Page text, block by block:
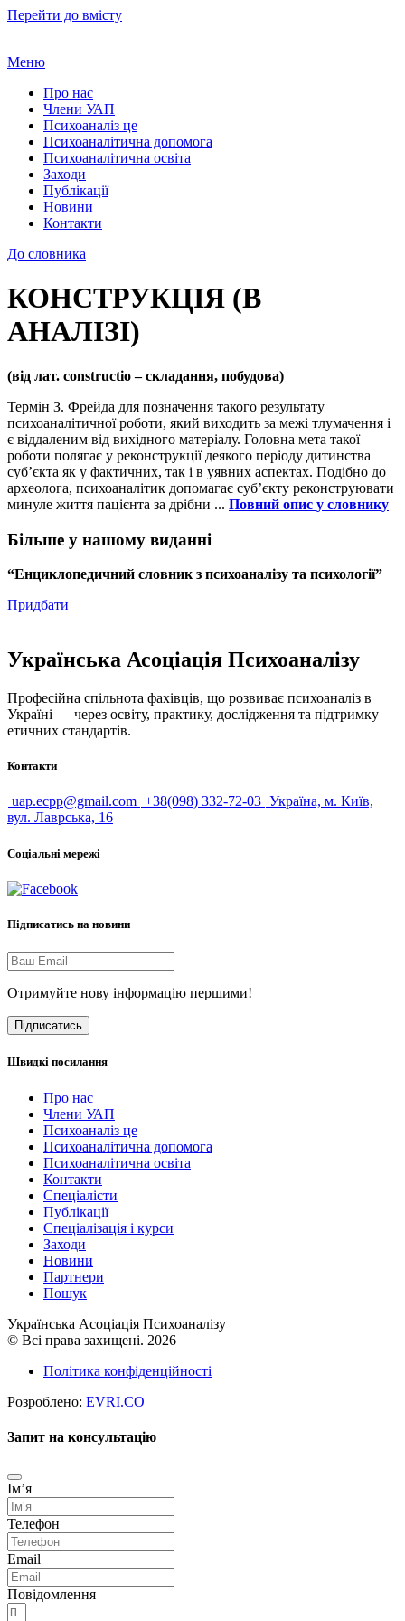
Перейти до вмісту
Меню
Про нас
Члени УАП
Психоаналіз це
Психоаналітична допомога
Психоаналітична освіта
Заходи
Публікації
Новини
Контакти
До словника
КОНСТРУКЦІЯ (В
АНАЛІЗІ)
(від лат. constructio – складання, побудова)
Термін З. Фрейда для позначення такого результату
психоаналітичної роботи, який виходить за межі тлумачення і
є віддаленим від вихідного матеріалу. Головна мета такої
роботи полягає у реконструкції деякого періоду дитинства
суб’єкта як у фактичних, так і в уявних аспектах. Подібно до
археолога, психоаналітик допомагає суб’єкту реконструювати
минуле життя пацієнта за дрібни ... Повний опис у словнику
Більше у нашому виданні
“Енциклопедичний словник з психоаналізу та психології”
Придбати
Українська Асоціація Психоаналізу
Професійна спільнота фахівців, що розвиває психоаналіз в
Україні — через освіту, практику, дослідження та підтримку
етичних стандартів.
Контакти
uap.ecpp@gmail.com +38(098) 332-72-03 Україна, м. Київ,
вул. Лаврська, 16
Соціальні мережі
Підписатись на новини
Отримуйте нову інформацію першими!
Підписатись
Швидкі посилання
Про нас
Члени УАП
Психоаналіз це
Психоаналітична допомога
Психоаналітична освіта
Контакти
Спеціалісти
Публікації
Cпеціалізація і курси
Заходи
Новини
Партнери
Пошук
Українська Асоціація Психоаналізу
© Всі права захищені. 2026
Політика конфіденційності
Розроблено: EVRI.CO
Запит на консультацію
Імʼя
Телефон
Email
Повідомлення